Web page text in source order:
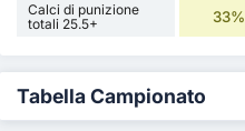
Calci di punizione
totali 25.5+
33%
Tabella Campionato